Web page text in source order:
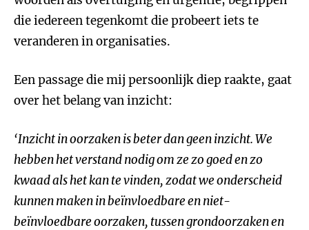
die iedereen tegenkomt die probeert iets te
veranderen in organisaties.
Een passage die mij persoonlijk diep raakte, gaat
over het belang van inzicht:
‘Inzicht in oorzaken is beter dan geen inzicht. We
hebben het verstand nodig om ze zo goed en zo
kwaad als het kan te vinden, zodat we onderscheid
kunnen maken in beïnvloedbare en niet-
beïnvloedbare oorzaken, tussen grondoorzaken en